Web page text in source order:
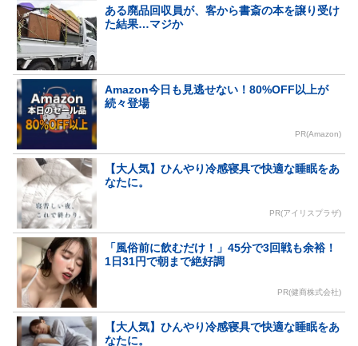
ある廃品回収員が、客から書斎の本を譲り受け
た結果…マジか
Amazon今日も見逃せない！80%OFF以上が
続々登場
PR(Amazon)
【大人気】ひんやり冷感寝具で快適な睡眠をあ
なたに。
PR(アイリスプラザ)
「風俗前に飲むだけ！」45分で3回戦も余裕！
1日31円で朝まで絶好調
PR(健商株式会社)
【大人気】ひんやり冷感寝具で快適な睡眠をあ
なたに。